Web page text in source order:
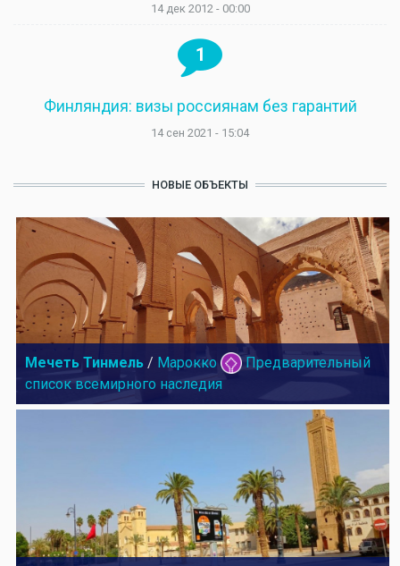
14 дек 2012 - 00:00
1
Финляндия: визы россиянам без гарантий
14 сен 2021 - 15:04
НОВЫЕ ОБЪЕКТЫ
Мечеть Тинмель / Марокко
Предварительный
список всемирного наследия